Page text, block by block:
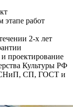
этапе работ
2-х лет
проектирование
Культуры РФ
СНиП, СП, ГОСТ и